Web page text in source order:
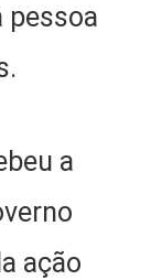
pessoa
a
ação